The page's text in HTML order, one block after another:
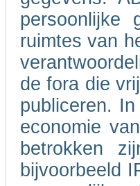
persoonlijke
ruimtes van
de fora die
publiceren.
economie
betrokken
bijvoorbeeld